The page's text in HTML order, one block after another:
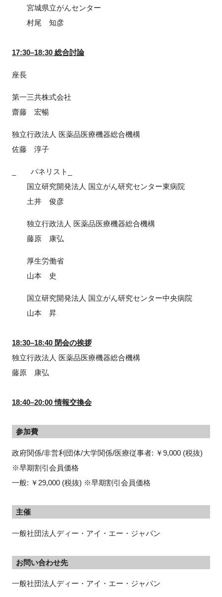
宮城県立がんセンター
村尾 知彦
17:30–18:30 総合討論
座長
第一三共株式会社
齋藤 宏暢
独立行政法人 医薬品医療機器総合機構
佐藤 淳子
_ パネリスト_
国立研究開発法人 国立がん研究センター東病院
土井 俊彦
独立行政法人 医薬品医療機器総合機構
藤原 康弘
厚生労働省
山本 史
国立研究開発法人 国立がん研究センター中央病院
山本 昇
18:30–18:40 閉会の挨拶
独立行政法人 医薬品医療機器総合機構
藤原 康弘
18:40–20:00 情報交換会
参加費
政府関係/非営利団体/大学関係/医療従事者: ￥9,000 (税抜)
※早期割引会員価格
一般: ￥29,000 (税抜) ※早期割引会員価格
主催
一般社団法人ディー・アイ・エー・ジャパン
お問い合わせ先
一般社団法人ディー・アイ・エー・ジャパン